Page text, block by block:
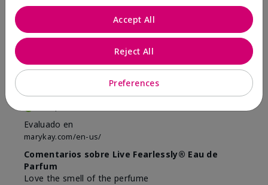
Love product.
EnviadoHace 9 meses
Evaluado en
marykay.com/en-us/
Comentarios sobre Live Fearlessly® Eau de
Parfum
Love the smell of the perfume
Preferences
Reject All
Accept All